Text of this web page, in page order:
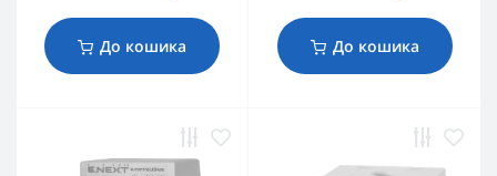
До кошика До кошика